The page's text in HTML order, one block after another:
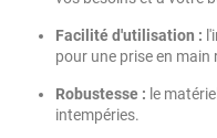
Facilité d'utilisation :
pour une prise en main
Robustesse : le
intempéries.